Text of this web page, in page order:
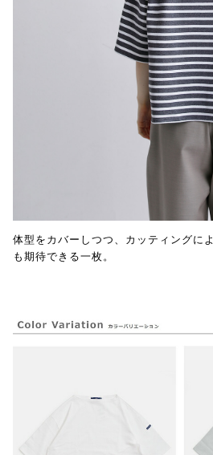
体型をカバーしつつ、カッティングに
も期待できる一枚。